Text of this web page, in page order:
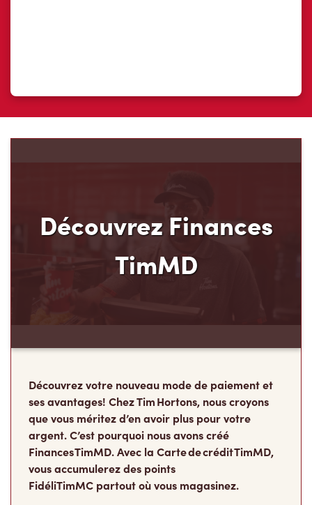
Découvrez Finances
TimMD
Découvrez votre nouveau mode de paiement et
ses avantages! Chez Tim Hortons, nous croyons
que vous méritez d’en avoir plus pour votre
argent. C’est pourquoi nous avons créé
Finances TimMD. Avec la Carte de crédit TimMD,
vous accumulerez des points
FidéliTimMC partout où vous magasinez.